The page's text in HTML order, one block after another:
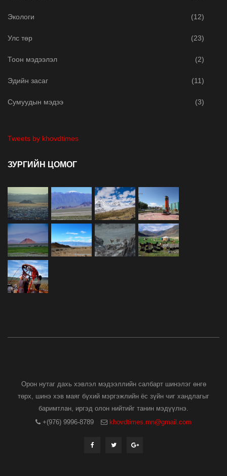
Экологи (12)
Улс төр (23)
Тоон мэдээлэл (2)
Эдийн засаг (11)
Сумуудын мэдээ (3)
Tweets by khovdtimes
ЗУРГИЙН ЦОМОГ
Орон нутаг дахь хэвлэл мэдээллийн салбарт шинэлэг өнгө
төрх, шинэ хэв маяг бүхий мэргэжлийн ёс зүйн чиг хандлагыг
баримтлан, иргэд олон нийтийг танин мэдүүлнэ.
+(976) 9996-8789
khovdtimes.mn@gmail.com